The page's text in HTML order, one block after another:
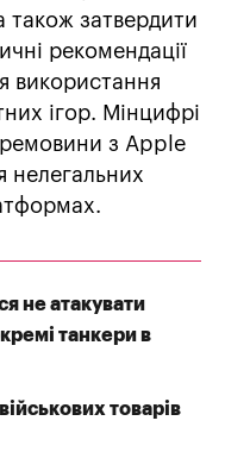
також затвердити
рекомендації
використання
ігор. Мінцифрі
з Apple
нелегальних
не атакувати
танкери в
товарів